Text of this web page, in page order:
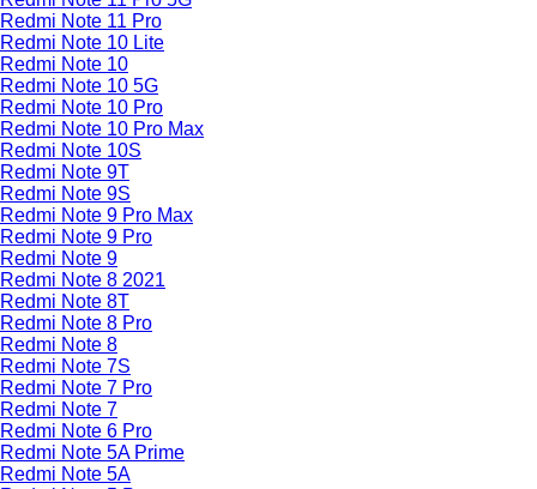
Redmi Note 11 Pro
Redmi Note 10 Lite
Redmi Note 10
Redmi Note 10 5G
Redmi Note 10 Pro
Redmi Note 10 Pro Max
Redmi Note 10S
Redmi Note 9T
Redmi Note 9S
Redmi Note 9 Pro Max
Redmi Note 9 Pro
Redmi Note 9
Redmi Note 8 2021
Redmi Note 8T
Redmi Note 8 Pro
Redmi Note 8
Redmi Note 7S
Redmi Note 7 Pro
Redmi Note 7
Redmi Note 6 Pro
Redmi Note 5A Prime
Redmi Note 5A